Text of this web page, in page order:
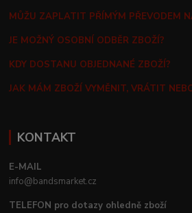
MŮŽU ZAPLATIT PŘÍMÝM PŘEVODEM
JE MOŽNÝ OSOBNÍ ODBĚR ZBOŽÍ?
KDY DOSTANU OBJEDNANÉ ZBOŽÍ?
JAK MÁM ZBOŽÍ VYMĚNIT, VRÁTIT
KONTAKT
E-MAIL
info@bandsmarket.cz
TELEFON pro dotazy ohledně zboží